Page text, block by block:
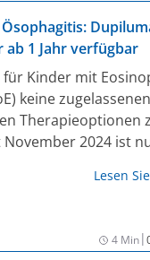
II bis III (1).
ab 1 Jahr verfügbar
für Kinder mit
keine zugelassenen
Therapieoptionen
November 2024 ist
im Alter von einem
Lesen
4 Min|